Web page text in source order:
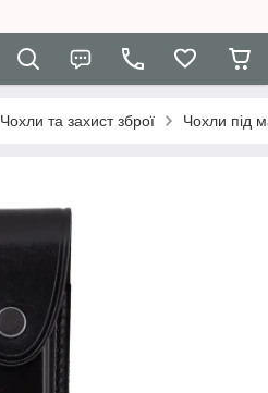
Чохли та захист зброї Чохли під